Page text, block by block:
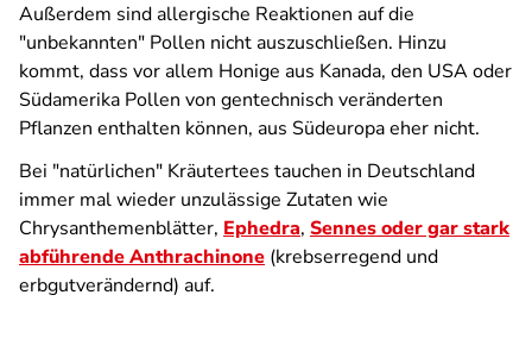
Außerdem sind allergische Reaktionen auf die
"unbekannten" Pollen nicht auszuschließen. Hinzu
kommt, dass vor allem Honige aus Kanada, den USA oder
Südamerika Pollen von gentechnisch veränderten
Pflanzen enthalten können, aus Südeuropa eher nicht.
Bei "natürlichen" Kräutertees tauchen in Deutschland
immer mal wieder unzulässige Zutaten wie
Chrysanthemenblätter, Ephedra, Sennes oder gar stark
abführende Anthrachinone (krebserregend und
erbgutverändernd) auf.